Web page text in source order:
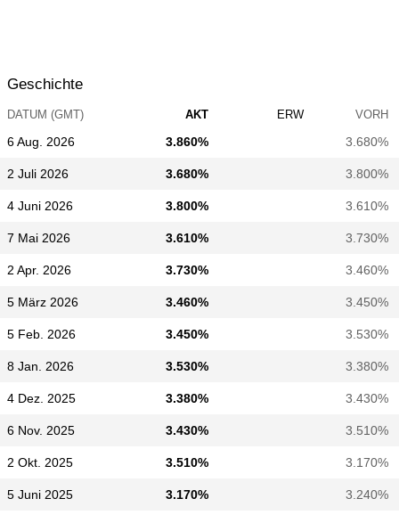
Geschichte
DATUM (GMT) AKT ERW VORH
6 Aug. 2026 3.860% 3.680%
2 Juli 2026 3.680% 3.800%
4 Juni 2026 3.800% 3.610%
7 Mai 2026 3.610% 3.730%
2 Apr. 2026 3.730% 3.460%
5 März 2026 3.460% 3.450%
5 Feb. 2026 3.450% 3.530%
8 Jan. 2026 3.530% 3.380%
4 Dez. 2025 3.380% 3.430%
6 Nov. 2025 3.430% 3.510%
2 Okt. 2025 3.510% 3.170%
5 Juni 2025 3.170% 3.240%